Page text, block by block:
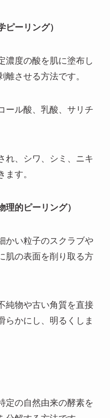
ーリング）
濃度の酸を肌に塗布し
させる方法です。
ール酸、乳酸、サリチ
れ、シワ、シミ、ニキ
ます。
理的ピーリング）
かい粒子のスクラブや
肌の表面を削り取る方
純物や古い角質を直接
らかにし、明るくしま
定の自然由来の酵素を